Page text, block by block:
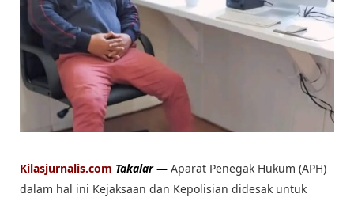
Kilasjurnalis.com Takalar— Aparat Penegak Hukum (APH)
dalam hal ini Kejaksaan dan Kepolisian didesak untuk